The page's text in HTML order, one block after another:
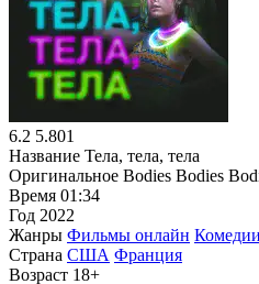
6.2 5.801
Название Тела, тела, тела
Оригинальное Bodies Bodies
Время 01:34
Год 2022
Жанры Фильмы онлайн Комедии
Страна США Франция
Возраст 18+